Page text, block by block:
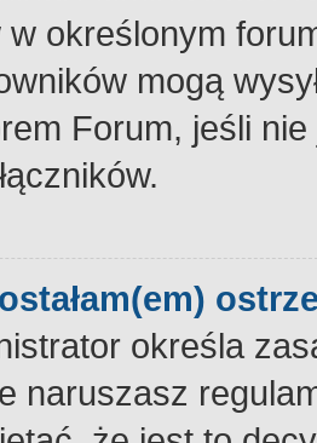
w określonym
mogą
Forum, jeśli
określa
naruszasz